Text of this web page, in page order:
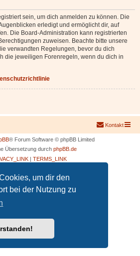
um dir den
bei der Nutzung zu
sein, um dich anmelden zu können. Die
erledigt und ermöglicht dir, auf
Die Board-Administration kann registrierten
zuweisen. Beachte bitte unsere
verwandten Regelungen, bevor du dich
die jeweiligen Forenregeln, wenn du dich in
Kontakt
® Forum Software © phpBB Limited
Übersetzung durch phpBB.de
| TERMS_LINK